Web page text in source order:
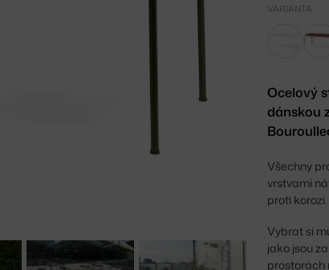
VARIANTA
Ocelový
dánskou
Všechny
vrstvami
proti korozi.
Vybrat si
jako jsou
prostorách